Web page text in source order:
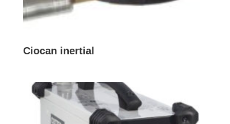
Ciocan inertial